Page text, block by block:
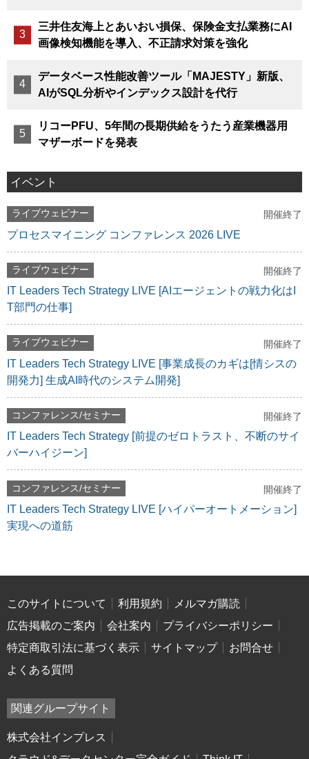
三井住友海上とあいおい損保、保険金支払業務にAI
画像検知機能を導入、不正請求対策を強化
データベース性能改善ツール「MAJESTY」新版、
AIがSQL分析やインデックス設計を代行
リコーPFU、5年間の長期供給をうたう産業機器用
マザーボードを発表
イベント
ライブウェビナー 開催終了
プロセスマイニング コンファレンス 2026 LIVE
ライブウェビナー 開催終了
IT Leaders Tech Strategy LIVE [AIエージェントの戦力化はI
T部門の仕事]
ライブウェビナー 開催終了
IT Leaders Tech Strategy LIVE [事業成長のカギは[情シスの
開発力] 生成AI時代のシステム開発]
コンファレンス/セミナー 開催終了
IT Leaders Tech Strategy [前提のゼロトラスト、不断のサイ
バーハイジーン]
コンファレンス/セミナー 開催終了
IT Leaders Tech Strategy LIVE [ハイパーオートメーション]
実現への道筋
このサイトについて 利用規約
メルマガ購読
広告掲載のご案内
会社案内
プライバシーポリシー
特定商取引法に基づく表示
サイトマップ
お問合せ
よくある質問
関連グループサイト
株式会社インプレス